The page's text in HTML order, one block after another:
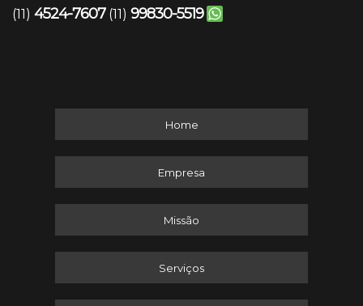
(11) 4524-7607 (11) 99830-5519
Home
Empresa
Missão
Serviços